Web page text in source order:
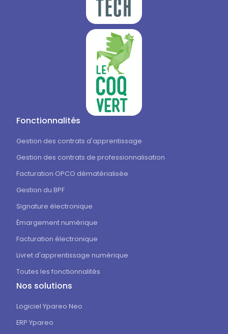
Fonctionnalités
Gestion des contrats d'apprentissage
Gestion des contrats de professionnalisation
Facturation OPCO dématérialisée
Gestion du BPF
Signature électronique
Émargement numérique
Facturation électronique
Livret d'apprentissage numérique
Toutes les fonctionnalités
Nos solutions
Logiciel Ypareo Neo
ERP Ypareo